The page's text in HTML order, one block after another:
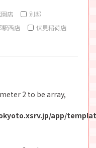
店
別邸
駅西店
伏見稲荷店
2 to be array,
app/